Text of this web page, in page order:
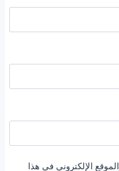
الإلكتروني في هذا